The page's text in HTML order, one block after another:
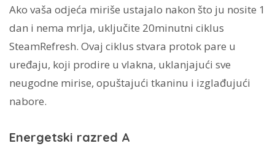
Ako vaša odjeća miriše ustajalo nakon što ju nosite 1
dan i nema mrlja, uključite 20minutni ciklus
SteamRefresh. Ovaj ciklus stvara protok pare u
uređaju, koji prodire u vlakna, uklanjajući sve
neugodne mirise, opuštajući tkaninu i izglađujući
nabore.
Energetski razred A